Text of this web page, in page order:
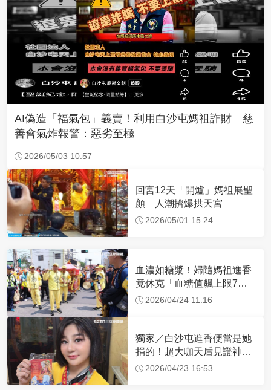
AI偽造「福氣包」義賣！利用白沙屯媽祖詐財 慈
善會氣炸報警：惡劣至極
2026/05/03 10:57
回宮12天「開爐」媽祖展聖
顏 人潮擠爆拱天宮
2026/05/01 15:24
血濃如糖漿！婦隨媽祖進香
竟休克「血糖值飆上限7
倍」 醫曝原因
2026/04/24 11:16
獨家／白沙屯進香便當是她
捐的！超大咖天后見證神
蹟 一靠近媽祖就爆哭
2026/04/23 16:53